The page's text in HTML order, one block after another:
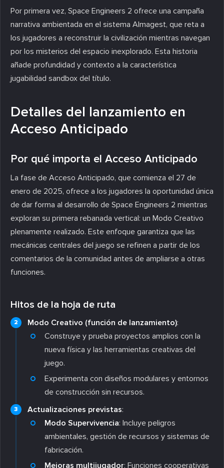
Por primera vez, Space Engineers 2 ofrece una campaña
narrativa ambientada en el sistema Almagest, que reta a
los jugadores a reconstruir la civilización mientras navegan
por los misterios del espacio inexplorado. Esta historia
añade profundidad y contexto a la característica
jugabilidad sandbox del título.
Detalles del lanzamiento en
Acceso Anticipado
Por qué importa el Acceso Anticipado
La fase de Acceso Anticipado, que comienza el 27 de
enero de 2025, ofrece a los jugadores la oportunidad única
de dar forma al desarrollo de Space Engineers 2 mientras
exploran su primera rebanada vertical: un Modo Creativo
plenamente realizado. Este enfoque garantiza que las
mecánicas centrales del juego se refinen a partir de los
comentarios de la comunidad antes de ampliarse a otras
funciones.
Hitos de la hoja de ruta
Modo Creativo (función de lanzamiento):
Construye y prueba proyectos amplios con la
nueva física y las herramientas creativas del
juego.
Experimenta con diseños modulares y entornos
de construcción sin recursos.
Actualizaciones previstas:
Modo Supervivencia: Incluye peligros
ambientales, gestión de recursos y sistemas de
fabricación.
Mejoras multijugador: Funciones cooperativas